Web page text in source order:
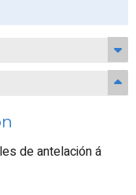
de antelación á